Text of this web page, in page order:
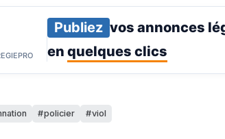
Publiez vos annonces
en quelques clics
policier viol